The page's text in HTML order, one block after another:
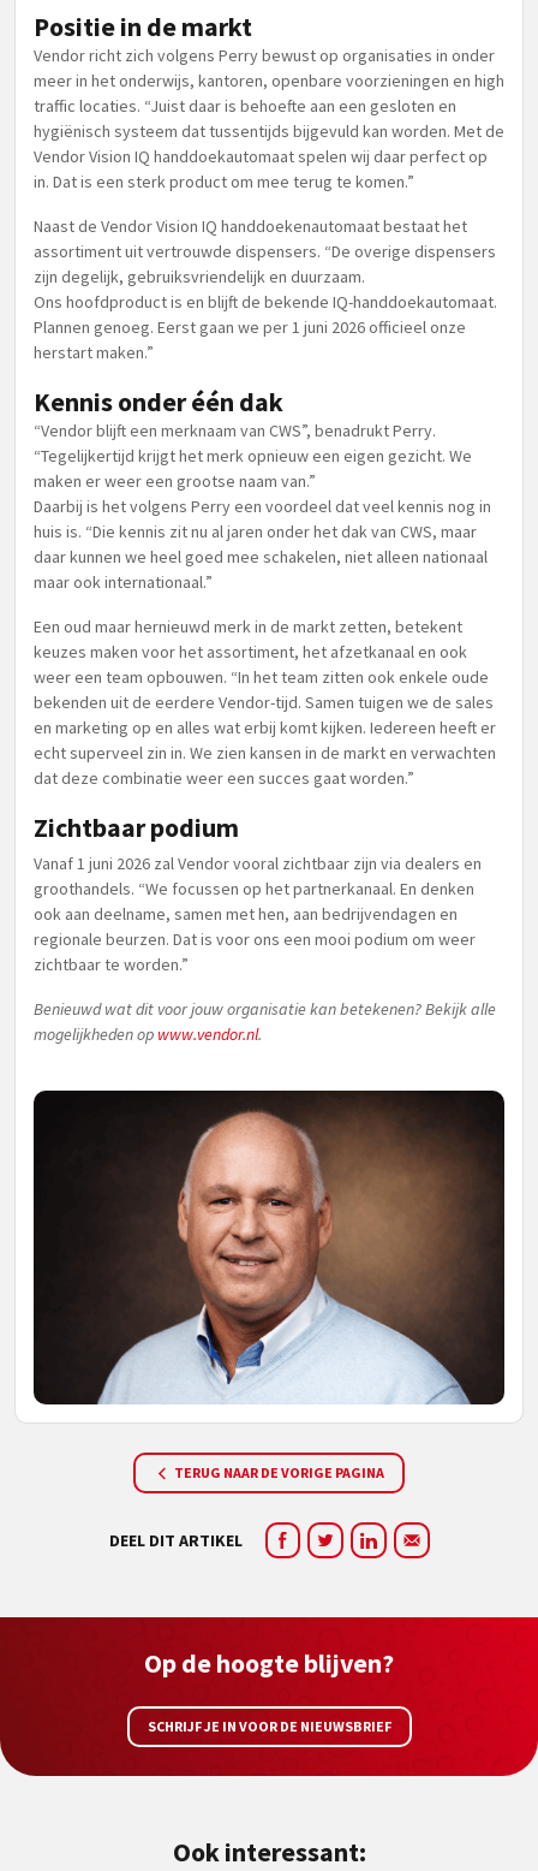
Positie in de markt
Vendor richt zich volgens Perry bewust op organisaties in onder
meer in het onderwijs, kantoren, openbare voorzieningen en high
traffic locaties. “Juist daar is behoefte aan een gesloten en
hygiënisch systeem dat tussentijds bijgevuld kan worden. Met de
Vendor Vision IQ handdoekautomaat spelen wij daar perfect op
in. Dat is een sterk product om mee terug te komen.”
Naast de Vendor Vision IQ handdoekenautomaat bestaat het
assortiment uit vertrouwde dispensers. “De overige dispensers
zijn degelijk, gebruiksvriendelijk en duurzaam.
Ons hoofdproduct is en blijft de bekende IQ-handdoekautomaat.
Plannen genoeg. Eerst gaan we per 1 juni 2026 officieel onze
herstart maken.”
Kennis onder één dak
“Vendor blijft een merknaam van CWS”, benadrukt Perry.
“Tegelijkertijd krijgt het merk opnieuw een eigen gezicht. We
maken er weer een grootse naam van.”
Daarbij is het volgens Perry een voordeel dat veel kennis nog in
huis is. “Die kennis zit nu al jaren onder het dak van CWS, maar
daar kunnen we heel goed mee schakelen, niet alleen nationaal
maar ook internationaal.”
Een oud maar hernieuwd merk in de markt zetten, betekent
keuzes maken voor het assortiment, het afzetkanaal en ook
weer een team opbouwen. “In het team zitten ook enkele oude
bekenden uit de eerdere Vendor-tijd. Samen tuigen we de sales
en marketing op en alles wat erbij komt kijken. Iedereen heeft er
echt superveel zin in. We zien kansen in de markt en verwachten
dat deze combinatie weer een succes gaat worden.”
Zichtbaar podium
Vanaf 1 juni 2026 zal Vendor vooral zichtbaar zijn via dealers en
groothandels. “We focussen op het partnerkanaal. En denken
ook aan deelname, samen met hen, aan bedrijvendagen en
regionale beurzen. Dat is voor ons een mooi podium om weer
zichtbaar te worden.”
Benieuwd wat dit voor jouw organisatie kan betekenen? Bekijk alle
mogelijkheden op www.vendor.nl.
TERUG NAAR DE VORIGE PAGINA
DEEL DIT ARTIKEL
Op de hoogte blijven?
SCHRIJF JE IN VOOR DE NIEUWSBRIEF
Ook interessant: